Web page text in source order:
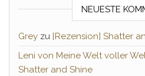
NEUESTE
Grey zu [Rezension] Shatter
Leni von Meine Welt voller
Shatter and Shine